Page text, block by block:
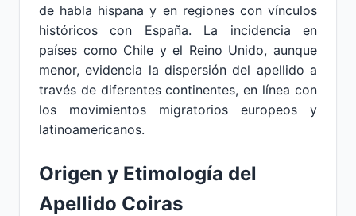
de habla hispana y en regiones con vínculos
históricos con España. La incidencia en
países como Chile y el Reino Unido, aunque
menor, evidencia la dispersión del apellido a
través de diferentes continentes, en línea con
los movimientos migratorios europeos y
latinoamericanos.
Origen y Etimología del
Apellido Coiras